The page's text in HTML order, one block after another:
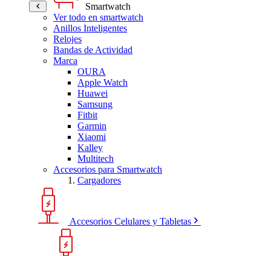
Smartwatch
Ver todo en smartwatch
Anillos Inteligentes
Relojes
Bandas de Actividad
Marca
OURA
Apple Watch
Huawei
Samsung
Fitbit
Garmin
Xiaomi
Kalley
Multitech
Accesorios para Smartwatch
Cargadores
Accesorios Celulares y Tabletas